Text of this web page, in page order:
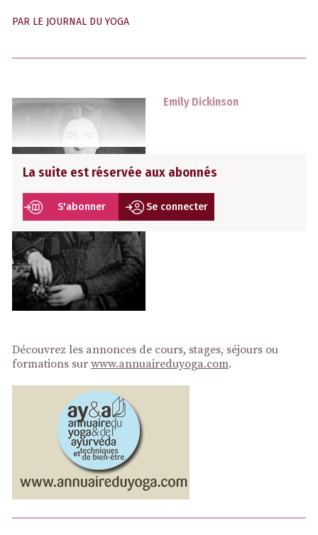
PAR LE JOURNAL DU YOGA
Emily Dickinson
La suite est réservée aux abonnés
S'abonner Se connecter
Découvrez les annonces de cours, stages, séjours ou
formations sur www.annuaireduyoga.com.